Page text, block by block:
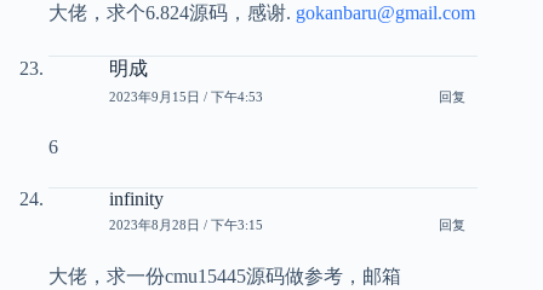
大佬，求个6.824源码，感谢. gokanbaru@gmail.com
明成
2023年9月15日 / 下午4:53 回复
6
infinity
2023年8月28日 / 下午3:15 回复
大佬，求一份cmu15445源码做参考，邮箱